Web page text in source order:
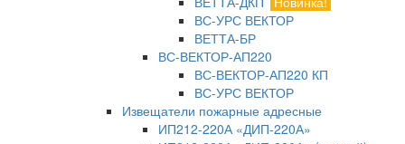
ВС-УРС ВЕКТОР
ВЕТТА-БР
ВС-ВЕКТОР-АП220
ВС-ВЕКТОР-АП220 КП
ВС-УРС ВЕКТОР
Извещатели пожарные адресные
ИП212-220А «ДИП-220А»